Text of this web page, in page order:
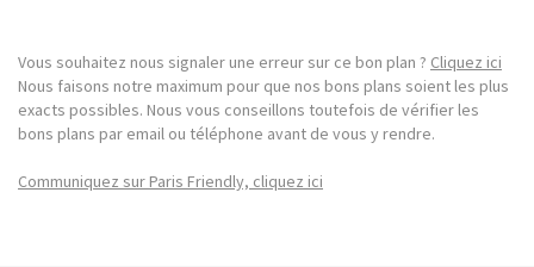
Vous souhaitez nous signaler une erreur sur ce bon plan ? Cliquez ici
Nous faisons notre maximum pour que nos bons plans soient les plus
exacts possibles. Nous vous conseillons toutefois de vérifier les
bons plans par email ou téléphone avant de vous y rendre.
Communiquez sur Paris Friendly, cliquez ici